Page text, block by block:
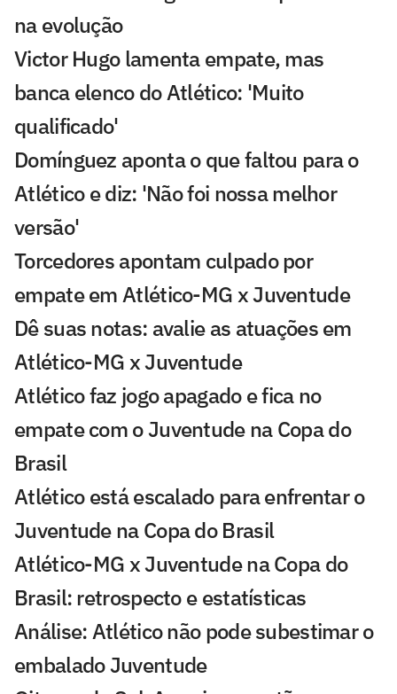
na evolução
Victor Hugo lamenta empate, mas
banca elenco do Atlético: 'Muito
qualificado'
Domínguez aponta o que faltou para o
Atlético e diz: 'Não foi nossa melhor
versão'
Torcedores apontam culpado por
empate em Atlético-MG x Juventude
Dê suas notas: avalie as atuações em
Atlético-MG x Juventude
Atlético faz jogo apagado e fica no
empate com o Juventude na Copa do
Brasil
Atlético está escalado para enfrentar o
Juventude na Copa do Brasil
Atlético-MG x Juventude na Copa do
Brasil: retrospecto e estatísticas
Análise: Atlético não pode subestimar o
embalado Juventude